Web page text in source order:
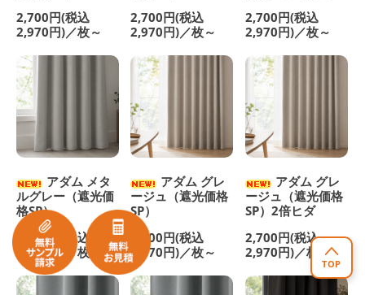
2,700円(税込
2,970円)／枚～
2,700円(税込
2,970円)／枚～
2,700円(税込
2,970円)／枚～
アダム メタ
ルグレー（遮光価
格SP）
2,700円(税込
2,970円)／枚～
アダム グレ
ージュ（遮光価格
SP）
2,700円(税込
2,970円)／枚～
アダム グレ
ージュ（遮光価格
SP）2倍ヒダ
2,700円(税込
2,970円)／枚～
TOP